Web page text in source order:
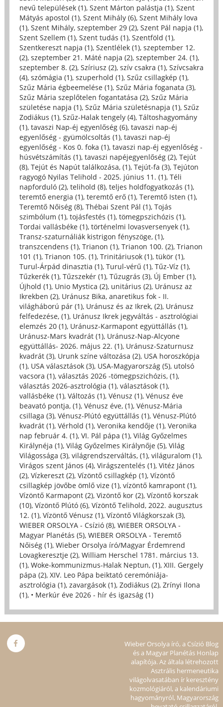
nevű települések (1), Szent Márton palástja (1), Szent
Mátyás apostol (1), Szent Mihály (6), Szent Mihály lova
(1), Szent Mihály, szeptember 29 (2), Szent Pál napja (1),
Szent Szellem (1), Szent tudás (1), Szentföld (1),
Szentkereszt napja (1), Szentlélek (1), szeptember 12.
(2), szeptember 21. Máté napja (2), szeptember 24. (1),
szeptember 8. (2), Szíriusz (2), szív csakra (1), Szívcsakra
(4), szómágia (1), szuperhold (1), Szűz csillagkép (1),
Szűz Mária égbeemelése (1), Szűz Mária foganata (3),
Szűz Mária szeplőtelen fogantatása (2), Szűz Mária
születése napja (1), Szűz Mária születésnapja (1), Szűz
Zodiákus (1), Szűz-Halak tengely (4), Táltoshagyomány
(1), tavaszi Nap-éj egyenlőség (6), tavaszi nap-éj
egyenlőség - gyümölcsoltás (1), tavaszi nap-éj
egyenlőség - Kos 0. foka (1), tavaszi nap-éj egyenlőség -
húsvétszámítás (1), tavaszi napéjegyenlőség (2), Tejút
(8), Tejút és Napút találkozása, (1), Tejút-fa (3), Tejúton
ragyogó Nyilas Telihold - 2025. június 11. (1), Téli
napforduló (2), telihold (8), teljes holdfogyatkozás (1),
teremtő energia (1), teremtő erő (1), Teremtő Isten (1),
Teremtő Nőiség (8), Thébai Szent Pál (1), Tojás
szimbólum (1), tojásfestés (1), tömegpszichózis (1),
Tordai vallásbéke (1), történelmi lovasversenyek (1),
Transz-szaturnáliák kistrigon fényszöge, (1),
transzcendens (1), Trianon (1), Trianon 100. (2), Trianon
101 (1), Trianon 105. (1), Trinitáriusok (1), tükör (1),
Turul-Árpád dinasztia (1), Turul-vérű (1), Tűz-Víz (1),
Tűzkerék (1), Tűzszekér (1), Tűzugrás (3), Új Ember (1),
Újhold (1), Unio Mystica (2), unitárius (2), Uránusz az
Ikrekben (2), Uránusz Bika, anaretikus fok - II.
világháború pár (1), Uránusz és az Ikrek, (2), Uránusz
felfedezése, (1), Uránusz Ikrek jegyváltás - asztrológiai
elemzés 20 (1), Uránusz-Karmapont együttállás (1),
Uránusz-Mars kvadrát (1), Uránusz-Nap-Alcyone
együttállás- 2026. május 22. (1), Uránusz-Szaturnusz
kvadrát (3), Urunk színe változása (2), USA horoszkópja
(1), USA választások (3), USA-Magyarország (5), utolsó
vacsora (1), választás 2026 -tömegpszichózis, (1),
választás 2026-asztrológia (1), választások (1),
vallásbéke (1), Változás (1), Vénusz (1), Vénusz éve
beavató pontja, (1), Vénusz éve, (1), Vénusz-Mária
csillaga (3), Vénusz-Plútó együttállás (1), Vénusz-Plútó
kvadrát (1), Vérhold (1), Veronika kendője (1), Veronika
nap február 4. (1), VI. Pál pápa (1), Világ Győzelmes
Királynéja (1), Világ Győzelmes Királynője (5), Világ
Világossága (3), világrendszerváltás, (1), világuralom (1),
Virágos szent János (4), Virágszentelés (1), Vitéz János
(2), Vízkereszt (2), Vízöntő csillagkép (1), Vízöntő
csillagkép jövőbe ömlő vize (1), vízöntő kamrapont (1),
Vízöntő Karmapont (2), Vizöntő kor (2), Vízöntő korszak
(10), Vízöntő Plútó (6), Vízöntő Telihold, 2022. augusztus
12. (1), Vízöntő Vénusz (1), Vízöntő Világkorszak (3),
WIEBER ORSOLYA - Csízió (8), WIEBER ORSOLYA -
Magyar Planétás (5), WIEBER ORSOLYA - Teremtő
Nőiség (1), Wieber Orsolya író/Magyar Érdemrend
Lovagkeresztje (2), William Herschel 1781. március 13.
(1), Woke-kommunizmus-Halak Neptun, (1), XIII. Gergely
pápa (2), XIV. Leo Pápa beiktató ceremóniája-
asztrológia (1), zavargások (1), Zodiákus (2), Zrínyi Ilona
(1), • Merkúr éve 2026 - hír és igazság (1)
Wieber Orsolya író, a Csízió Blog
és a Magyar Planétás Honlap
alapítója. Az általa létrehozott
Asztrális hermeneutika
világolvasatában ír keresztény
kozmológiáról, a kalendáriumi
hagyományról, Magyarország